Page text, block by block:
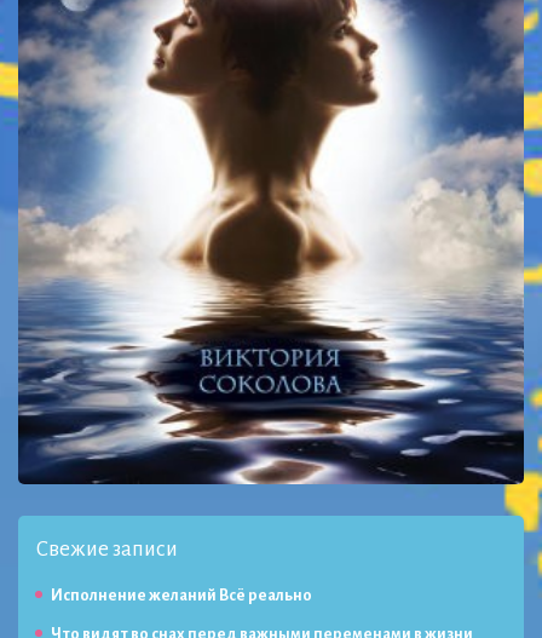
Свежие записи
Исполнение желаний Всё реально